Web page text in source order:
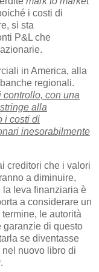
i costi di
si sta
P&L che
in America, alla
regionali.
controllo, con una
alla
i costi di
inesorabilmente
creditori che i valori
a diminuire,
la leva finanziaria è
a considerare un
le autorità
garanzie di questo
se diventasse
nuovo libro di
.